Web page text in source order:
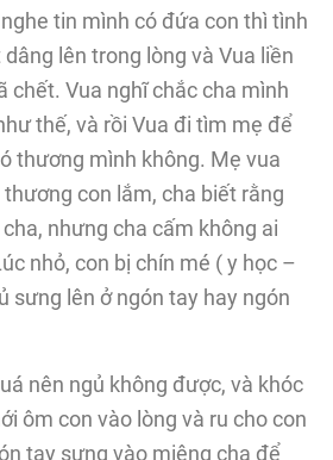
tin mình có đứa con thì tình
lên trong lòng và Vua liền
chết. Vua nghĩ chắc cha mình
thế, và rồi Vua đi tìm mẹ để
thương mình không. Mẹ vua
thương con lắm, cha biết rằng
nhưng cha cấm không ai
nhỏ, con bị chín mé ( y học –
sưng lên ở ngón tay hay ngón
nên ngủ không được, và khóc
ôm con vào lòng và ru cho con
tay sưng vào miệng cha để